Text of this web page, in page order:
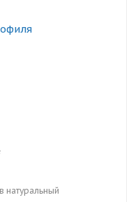
натуральный